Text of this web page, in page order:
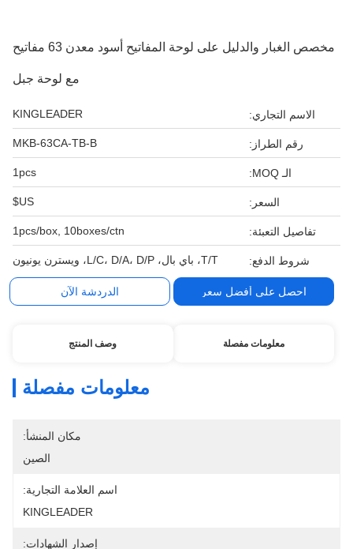
مخصص الغبار والدليل على لوحة المفاتيح أسود معدن 63 مفاتيح
مع لوحة جبل
الاسم التجاري: KINGLEADER
رقم الطراز: MKB-63CA-TB-B
الـ MOQ: 1pcs
السعر: US$
تفاصيل التعبئة: 1pcs/box, 10boxes/ctn
شروط الدفع: T/T، باي بال، L/C، D/A، D/P، ويسترن يونيون
احصل على أفضل سعر الدردشة الآن
معلومات مفصلة وصف المنتج
معلومات مفصلة
مكان المنشأ:
الصين
اسم العلامة التجارية:
KINGLEADER
إصدار الشهادات: